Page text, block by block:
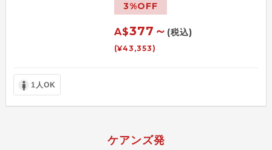
3%OFF
A$377～ (税込)
(¥43,353)
1人OK
ケアンズ発